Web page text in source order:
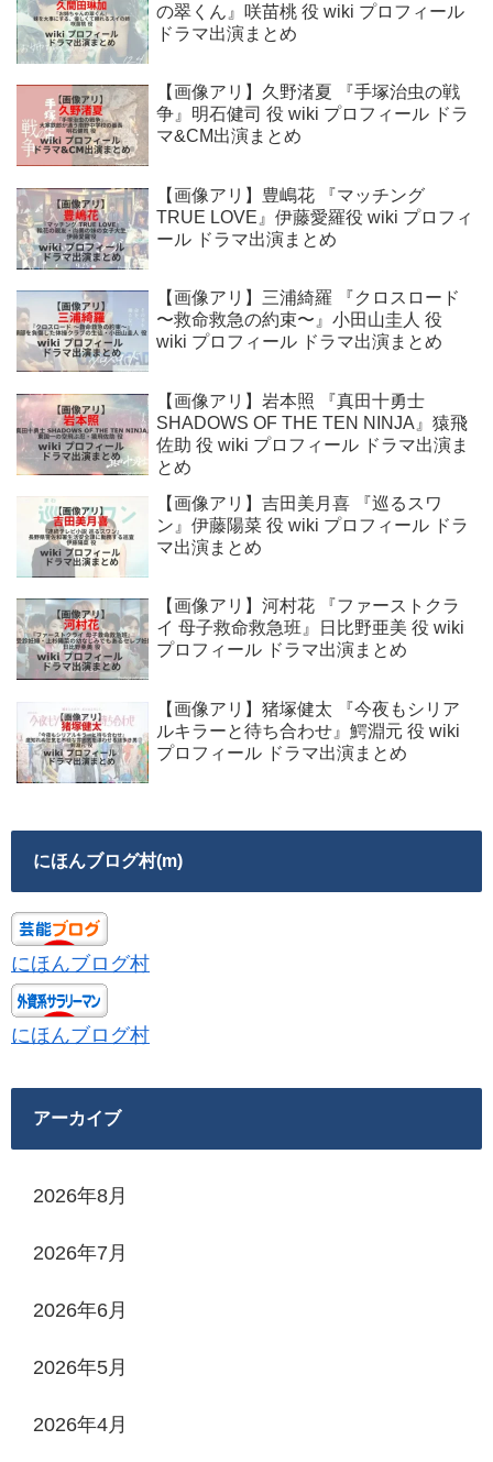
の翠くん』咲苗桃 役 wiki プロフィール
ドラマ出演まとめ
【画像アリ】久野渚夏 『手塚治虫の戦
争』明石健司 役 wiki プロフィール ドラ
マ&CM出演まとめ
【画像アリ】豊嶋花 『マッチング
TRUE LOVE』伊藤愛羅役 wiki プロフィ
ール ドラマ出演まとめ
【画像アリ】三浦綺羅 『クロスロード
〜救命救急の約束〜』小田山圭人 役
wiki プロフィール ドラマ出演まとめ
【画像アリ】岩本照 『真田十勇士
SHADOWS OF THE TEN NINJA』猿飛
佐助 役 wiki プロフィール ドラマ出演ま
とめ
【画像アリ】吉田美月喜 『巡るスワ
ン』伊藤陽菜 役 wiki プロフィール ドラ
マ出演まとめ
【画像アリ】河村花 『ファーストクラ
イ 母子救命救急班』日比野亜美 役 wiki
プロフィール ドラマ出演まとめ
【画像アリ】猪塚健太 『今夜もシリア
ルキラーと待ち合わせ』鰐淵元 役 wiki
プロフィール ドラマ出演まとめ
にほんブログ村(m)
にほんブログ村
にほんブログ村
アーカイブ
2026年8月
2026年7月
2026年6月
2026年5月
2026年4月